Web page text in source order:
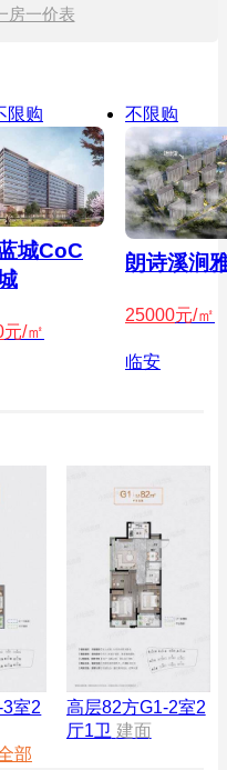
房一价表
限购
城CoC
元/㎡
不限购
朗诗溪涧
25000元/㎡
临安
室2
高层82方G1-2室2
厅1卫 建面
部